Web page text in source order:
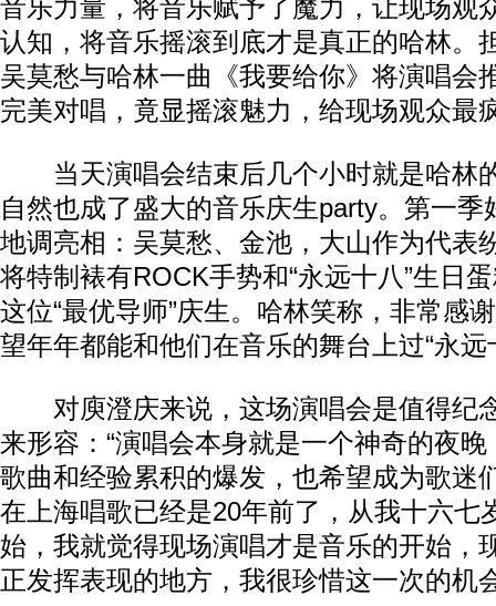
音乐力量，将音乐赋予了魔力，让现场观
认知，将音乐摇滚到底才是真正的哈林。
吴莫愁与哈林一曲《我要给你》将演唱会
完美对唱，竟显摇滚魅力，给现场观众最
当天演唱会结束后几个小时就是哈林
自然也成了盛大的音乐庆生party。第一季
地调亮相：吴莫愁、金池，大山作为代表
将特制裱有ROCK手势和“永远十八”生日
这位“最优导师”庆生。哈林笑称，非常感
望年年都能和他们在音乐的舞台上过“永远
对庾澄庆来说，这场演唱会是值得纪
来形容：“演唱会本身就是一个神奇的夜
歌曲和经验累积的爆发，也希望成为歌迷
在上海唱歌已经是20年前了，从我十六七
始，我就觉得现场演唱才是音乐的开始，
正发挥表现的地方，我很珍惜这一次的机